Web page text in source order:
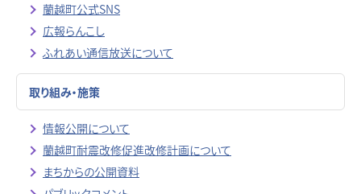
蘭越町公式SNS
広報らんこし
ふれあい通信放送について
取り組み・施策
情報公開について
蘭越町耐震改修促進改修計画について
まちからの公開資料